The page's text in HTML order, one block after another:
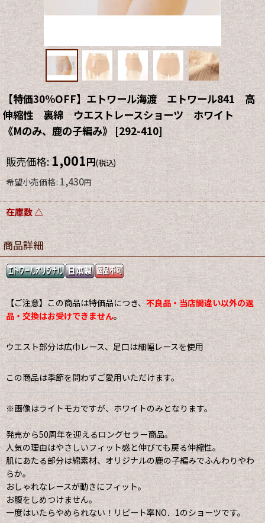
【特価30%OFF】エトワール海渡 エトワール841 高
伸縮性 裏綿 ウエストレースショーツ ホワイト
《Mのみ、鹿の子編み》 [292-410]
販売価格: 1,001円(税込)
希望小売価格: 1,430円
在庫数 △
商品詳細
【ご注意】この商品は特価品につき、不良品・当店間違い以外の返
品・交換はお受けできません。
ウエスト部分は広巾レース、足口は細幅レースを使用
この商品は季節を問わずご愛用いただけます。
※画像はライトモカですが、ホワイトのみとなります。
発売から50周年を迎えるロングセラー商品。
人気の理由はやさしいフィット感と伸びても戻る伸縮性。
肌にあたる部分は綿素材、オリジナルの鹿の子編みでふんわりやわ
らか。
おしゃれなレースが動きにフィット。
お腹をしめつけません。
一度はいたらやめられない！リピート率NO．1のショーツです。